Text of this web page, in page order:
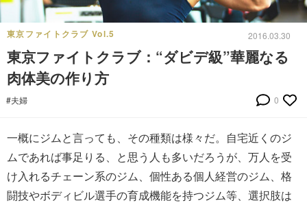
東京ファイトクラブ Vol.5 2016.03.30
東京ファイトクラブ：“ダビデ級”華麗なる
肉体美の作り方
#夫婦 0
一概にジムと言っても、その種類は様々だ。自宅近くのジ
ムであれば事足りる、と思う人も多いだろうが、万人を受
け入れるチェーン系のジム、個性ある個人経営のジム、格
闘技やボディビル選手の育成機能を持つジム等、選択肢は